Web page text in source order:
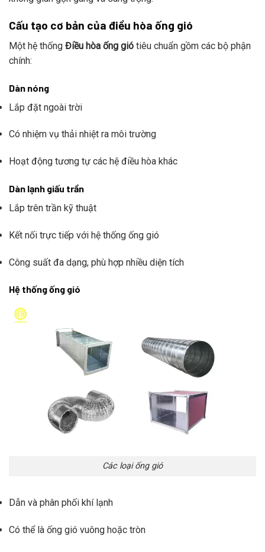
Cấu tạo cơ bản của điều hòa ống gió
Một hệ thống Điều hòa ống gió tiêu chuẩn gồm các bộ phận
chính:
Dàn nóng
Lắp đặt ngoài trời
Có nhiệm vụ thải nhiệt ra môi trường
Hoạt động tương tự các hệ điều hòa khác
Dàn lạnh giấu trần
Lắp trên trần kỹ thuật
Kết nối trực tiếp với hệ thống ống gió
Công suất đa dạng, phù hợp nhiều diện tích
Hệ thống ống gió
Các loại ống gió
Dẫn và phân phối khí lạnh
Có thể là ống gió vuông hoặc tròn